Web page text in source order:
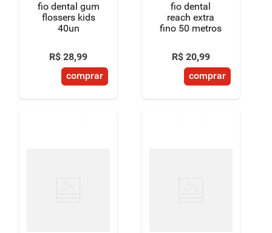
fio dental gum
flossers kids
40un
R$ 28,99
comprar
fio dental
reach extra
fino 50 metros
R$ 20,99
comprar